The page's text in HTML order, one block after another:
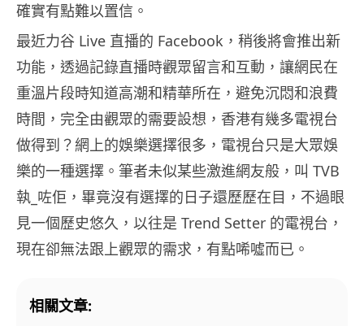
確實有點難以置信。
最近力谷 Live 直播的 Facebook，稍後將會推出新
功能，透過記錄直播時觀眾留言和互動，讓網民在
重溫片段時知道高潮和精華所在，避免沉悶和浪費
時間，完全由觀眾的需要設想，香港有幾多電視台
做得到？網上的娛樂選擇很多，電視台只是大眾娛
樂的一種選擇。筆者未似某些激進網友般，叫 TVB
執_咗佢，畢竟沒有選擇的日子還歷歷在目，不過眼
見一個歷史悠久，以往是 Trend Setter 的電視台，
現在卻無法跟上觀眾的需求，有點唏噓而已。
相關文章: